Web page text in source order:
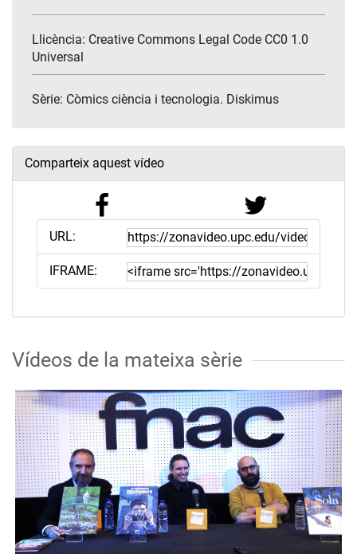
Llicència: Creative Commons Legal Code CC0 1.0
Universal
Sèrie: Còmics ciència i tecnologia. Diskimus
Comparteix aquest vídeo
URL:
IFRAME:
Vídeos de la mateixa sèrie